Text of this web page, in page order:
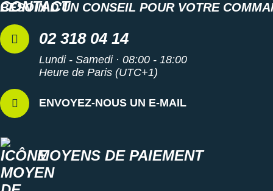
BESOIN D'UN CONSEIL POUR VOTRE
02 318 04 14
Lundi - Samedi · 08:00 - 18:00
Heure de Paris (UTC+1)
ENVOYEZ-NOUS UN E-MAIL
MOYENS DE PAIEMENT